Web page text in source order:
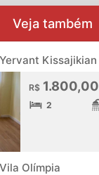
Veja também
Kissajikian
R$ 1.800,00
2
Olímpia